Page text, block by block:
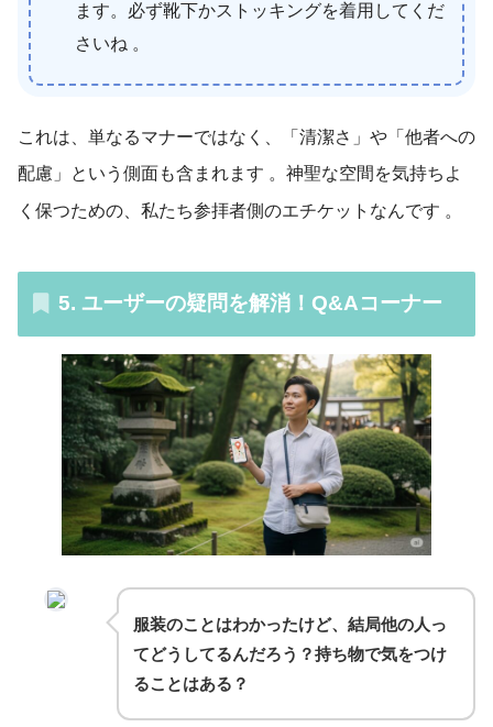
ます。必ず靴下かストッキングを着用してくだ
さいね 。
これは、単なるマナーではなく、「清潔さ」や「他者への
配慮」という側面も含まれます 。神聖な空間を気持ちよ
く保つための、私たち参拝者側のエチケットなんです 。
5. ユーザーの疑問を解消！Q&Aコーナー
服装のことはわかったけど、結局他の人っ
てどうしてるんだろう？持ち物で気をつけ
ることはある？